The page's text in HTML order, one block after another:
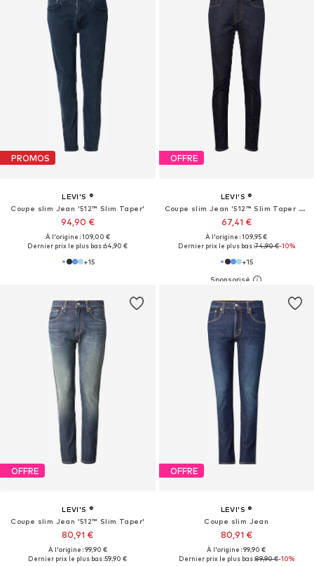
PROMOS
LEVI'S ®
Coupe slim Jean '512™ Slim Taper'
94,90 €
À l'origine : 109,00 €
Dernier prix le plus bas :64,90 €
+15
OFFRE
LEVI'S ®
Coupe slim Jean '512™ Slim Taper Jeans'
67,41 €
À l'origine : 109,95 €
Dernier prix le plus bas :74,90 €-10%
+15
OFFRE
LEVI'S ®
Coupe slim Jean '512™ Slim Taper'
80,91 €
À l'origine : 99,90 €
Dernier prix le plus bas :59,90 €
OFFRE
LEVI'S ®
Coupe slim Jean
80,91 €
À l'origine : 99,90 €
Dernier prix le plus bas :89,90 €-10%